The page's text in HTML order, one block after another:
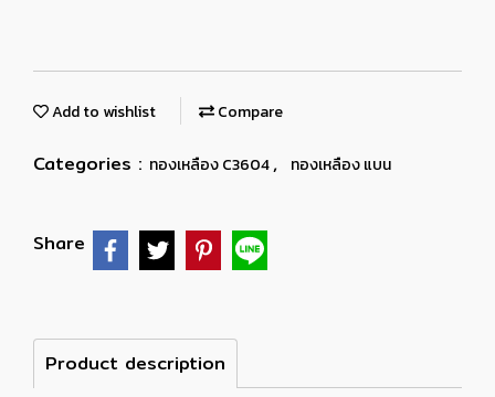
Add to wishlist Compare
Categories : ทองเหลือง C3604, ทองเหลือง แบน
Share
Product description